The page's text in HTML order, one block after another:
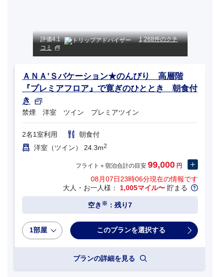
評価4.1
1,268件のクチ
コミ
ＡＮＡ’Ｓバケーション★のんびり 高層階
『プレミアフロア』で寛ぎのひととき 朝食付
き
禁煙 洋室 ツイン プレミアツイン
2名1室利用
朝食付
洋室（ツイン） 24.3m2
フライト＋宿泊合計の目安 99,000 円
08月07日23時06分現在の情報です
大人・お一人様： 1,005マイル〜 貯まる
空き ※ ：残り7
1部屋
プランの詳細を見る